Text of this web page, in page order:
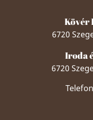
Kövér
6720
Iroda
6720